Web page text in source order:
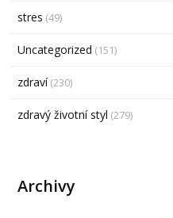
stres (49)
Uncategorized (151)
zdraví(230)
zdravý životní styl (279)
Archivy